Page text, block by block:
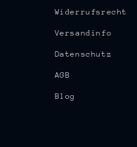
Widerrufsrecht
Versandinfo
Datenschutz
AGB
Blog